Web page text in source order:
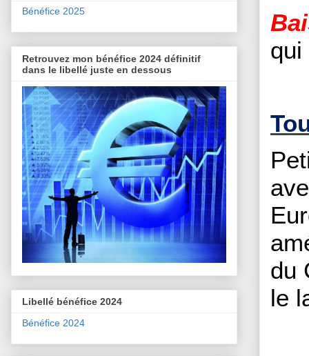
qui
du
le
Bénéfice 2025
Retrouvez mon bénéfice 2024 définitif
dans le libellé juste en dessous
Libellé bénéfice 2024
Bénéfice 2024